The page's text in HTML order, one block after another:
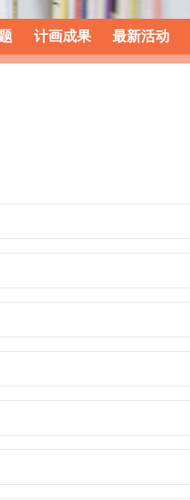
计画成果 最新活动